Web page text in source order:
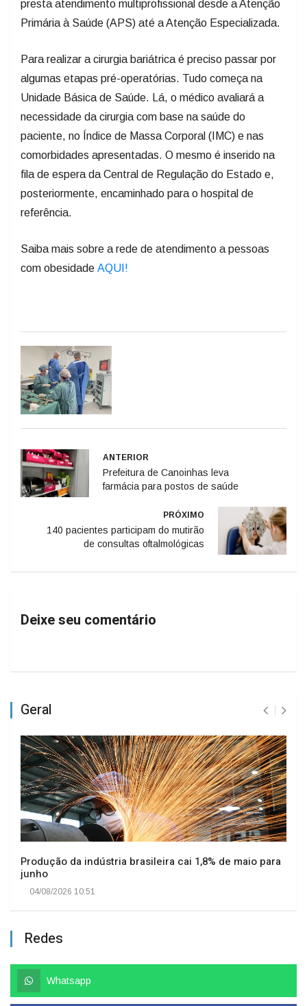
presta atendimento multiprofissional desde a Atenção
Primária à Saúde (APS) até a Atenção Especializada.
Para realizar a cirurgia bariátrica é preciso passar por
algumas etapas pré-operatórias. Tudo começa na
Unidade Básica de Saúde. Lá, o médico avaliará a
necessidade da cirurgia com base na saúde do
paciente, no Índice de Massa Corporal (IMC) e nas
comorbidades apresentadas. O mesmo é inserido na
fila de espera da Central de Regulação do Estado e,
posteriormente, encaminhado para o hospital de
referência.
Saiba mais sobre a rede de atendimento a pessoas
com obesidade AQUI!
ANTERIOR
Prefeitura de Canoinhas leva
farmácia para postos de saúde
PRÓXIMO
140 pacientes participam do mutirão
de consultas oftalmológicas
Deixe seu comentário
Geral
Produção da indústria brasileira cai 1,8% de maio para
junho
04/08/2026 10:51
Redes
Whatsapp